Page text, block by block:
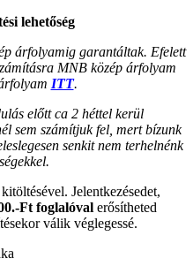
lehetőség
árfolyamig garantáltak. Efelett
MNB közép árfolyam
ITT.
előtt ca 2 héttel kerül
sem számítjuk fel, mert bízunk
senkit nem terhelnénk
Jelentkezésedet,
Ft foglalóval erősítheted
válik véglegessé.